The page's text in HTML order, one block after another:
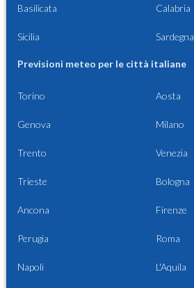
Basilicata Calabria
Sicilia Sardegna
Previsioni meteo per le città italiane
Torino Aosta
Genova Milano
Trento Venezia
Trieste Bologna
Ancona Firenze
Perugia Roma
Napoli L'Aquila